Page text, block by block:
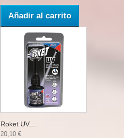
Añadir al carrito
Roket UV....
20,10 €